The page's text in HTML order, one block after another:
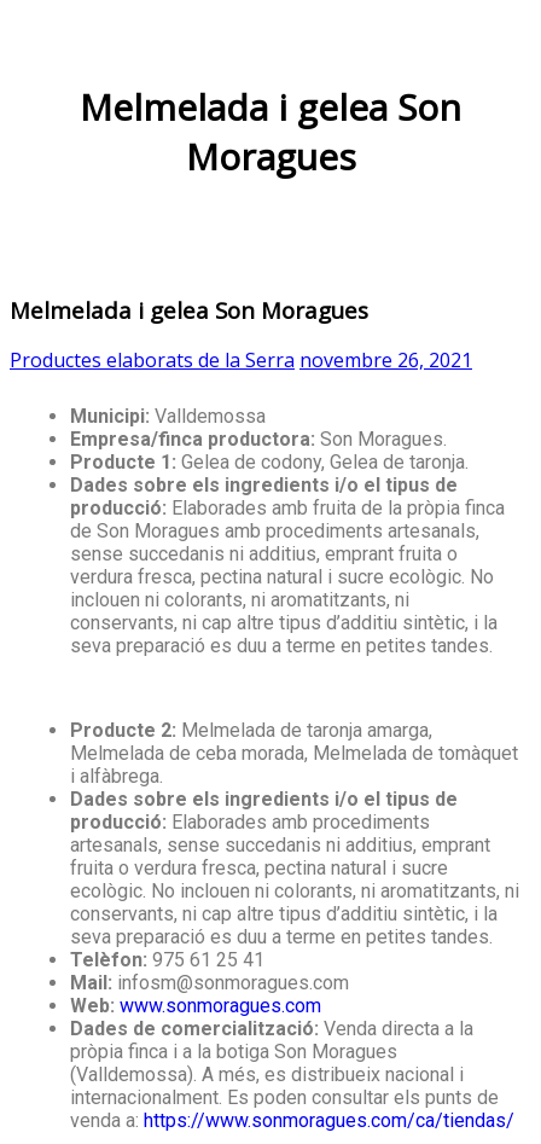
Melmelada i gelea Son
Moragues
Melmelada i gelea Son Moragues
Productes elaborats de la Serra novembre 26, 2021
Municipi: Valldemossa
Empresa/finca productora: Son Moragues.
Producte 1: Gelea de codony, Gelea de taronja.
Dades sobre els ingredients i/o el tipus de
producció: Elaborades amb fruita de la pròpia finca
de Son Moragues amb procediments artesanals,
sense succedanis ni additius, emprant fruita o
verdura fresca, pectina natural i sucre ecològic. No
inclouen ni colorants, ni aromatitzants, ni
conservants, ni cap altre tipus d’additiu sintètic, i la
seva preparació es duu a terme en petites tandes.
Producte 2: Melmelada de taronja amarga,
Melmelada de ceba morada, Melmelada de tomàquet
i alfàbrega.
Dades sobre els ingredients i/o el tipus de
producció: Elaborades amb procediments
artesanals, sense succedanis ni additius, emprant
fruita o verdura fresca, pectina natural i sucre
ecològic. No inclouen ni colorants, ni aromatitzants, ni
conservants, ni cap altre tipus d’additiu sintètic, i la
seva preparació es duu a terme en petites tandes.
Telèfon: 975 61 25 41
Mail: infosm@sonmoragues.com
Web: www.sonmoragues.com
Dades de comercialització: Venda directa a la
pròpia finca i a la botiga Son Moragues
(Valldemossa). A més, es distribueix nacional i
internacionalment. Es poden consultar els punts de
venda a: https://www.sonmoragues.com/ca/tiendas/